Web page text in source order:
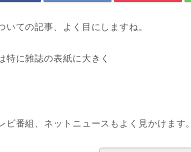
いての記事、よく目にしますね。
特に雑誌の表紙に大きく
ビ番組、ネットニュースもよく見かけます。